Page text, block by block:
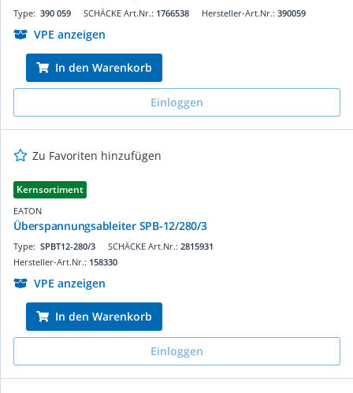
SCHÄCKE Art.Nr.: 1766538
Type: 390 059 Hersteller-Art.Nr.: 390059
VPE anzeigen
In den Warenkorb
Einloggen
Zu Favoriten hinzufügen
Kernsortiment
EATON
Überspannungsableiter SPB-12/280/3
SCHÄCKE Art.Nr.: 2815931
Type: SPBT12-280/3
Hersteller-Art.Nr.: 158330
VPE anzeigen
In den Warenkorb
Einloggen